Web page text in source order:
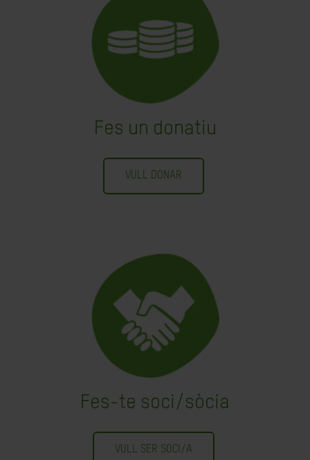
Fes un donatiu
VULL DONAR
Fes-te soci/sòcia
VULL SER SOCI/A